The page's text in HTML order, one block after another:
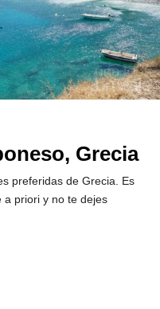
Grecia
preferidas de Grecia. Es
a priori y no te dejes